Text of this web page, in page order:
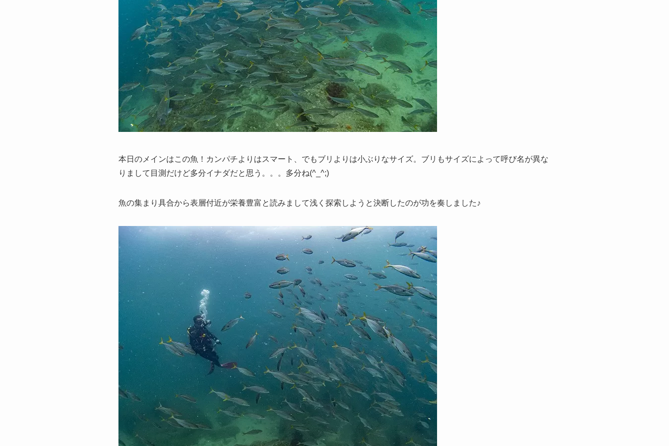
本日のメインはこの魚！カンパチよりはスマート、でもブリよりは小ぶりなサイズ。ブリもサイズによって呼び名が異な
りまして目測だけど多分イナダだと思う。。。多分ね(^_^;)
魚の集まり具合から表層付近が栄養豊富と読みまして浅く探索しようと決断したのが功を奏しました♪